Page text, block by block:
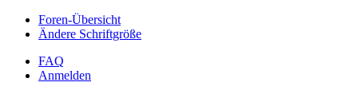
Foren-Übersicht
Ändere Schriftgröße
FAQ
Anmelden